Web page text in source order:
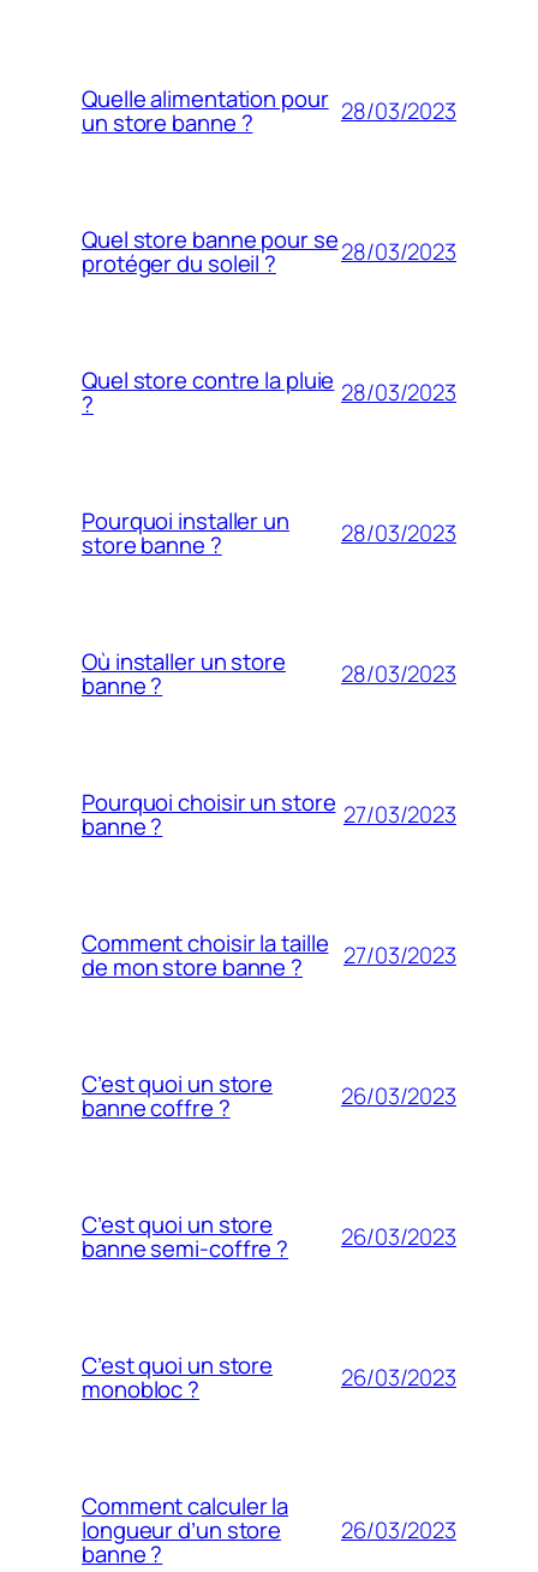
Quelle alimentation pour
un store banne ? 28/03/2023
Quel store banne pour se
protéger du soleil ? 28/03/2023
Quel store contre la pluie
? 28/03/2023
Pourquoi installer un
store banne ? 28/03/2023
Où installer un store
banne ? 28/03/2023
Pourquoi choisir un store
banne ? 27/03/2023
Comment choisir la taille
de mon store banne ? 27/03/2023
C’est quoi un store
banne coffre ? 26/03/2023
C’est quoi un store
banne semi-coffre ? 26/03/2023
C’est quoi un store
monobloc ? 26/03/2023
Comment calculer la
longueur d’un store
banne ?
26/03/2023